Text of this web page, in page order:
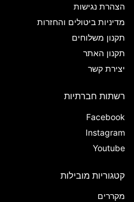
הצהרת נגישות
מדיניות ביטולים והחזרות
תקנון משלוחים
תקנון האתר
יצירת קשר
רשתות חברתיות
Facebook
Instagram
Youtube
קטגוריות מובילות
מקררים